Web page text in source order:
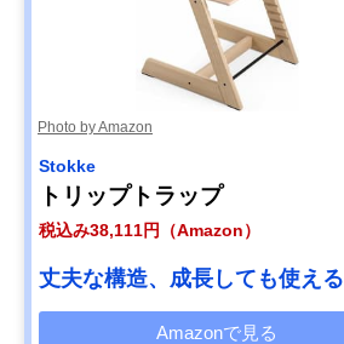
Photo by Amazon
Stokke
トリップトラップ
税込み38,111円（Amazon）
丈夫な構造、成長しても使える
Amazonで見る